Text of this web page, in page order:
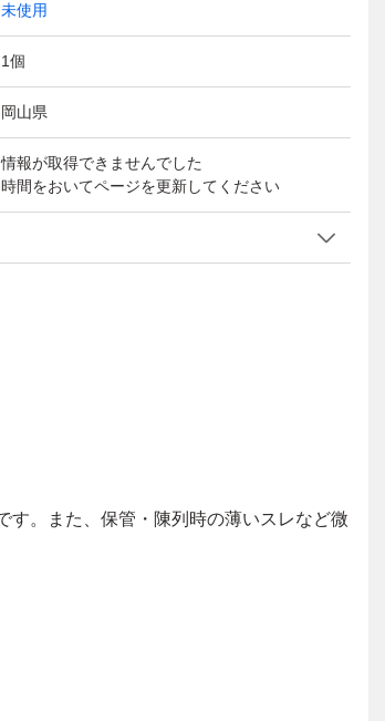
未使用
1個
岡山県
情報が取得できませんでした
時間をおいてページを更新してください